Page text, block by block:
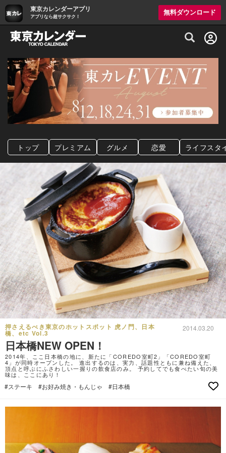
東京カレンダーアプリ
アプリなら超サクサク！
無料ダウンロード
グルメ情報・プレミアムレストラン予約
トップ プレミアム グルメ 恋愛 ライフスタ
押さえるべき東京のホットスポット 虎ノ門、日本
橋、etc Vol.3
2014.03.20
日本橋NEW OPEN！
2014年、ここ日本橋の地に、新たに「COREDO室町2」「COREDO室町
4」が同時オープンした。 進出するのは、実力、話題性ともに兼ね備えた、
頂点と呼ぶにふさわしい一握りの飲食店のみ。 予約してでも食べたい旬の美
味は、ここにあり！
#ステーキ #お好み焼き・もんじゃ #日本橋